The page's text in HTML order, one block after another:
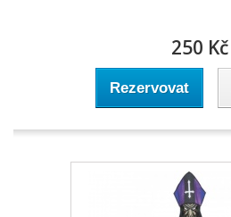
250 Kč
Rezervovat